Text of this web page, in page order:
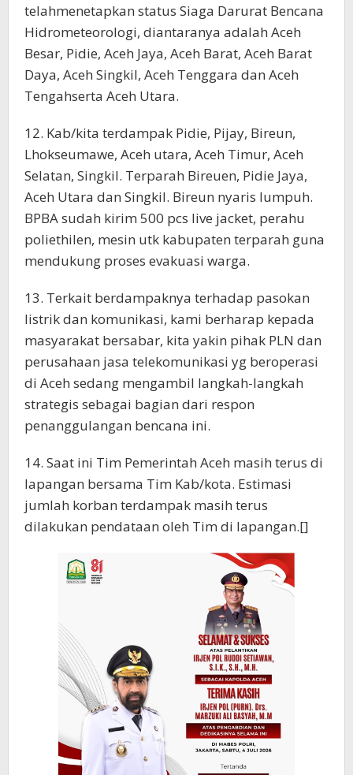
telahmenetapkan status Siaga Darurat Bencana
Hidrometeorologi, diantaranya adalah Aceh
Besar, Pidie, Aceh Jaya, Aceh Barat, Aceh Barat
Daya, Aceh Singkil, Aceh Tenggara dan Aceh
Tengahserta Aceh Utara.
12. Kab/kita terdampak Pidie, Pijay, Bireun,
Lhokseumawe, Aceh utara, Aceh Timur, Aceh
Selatan, Singkil. Terparah Bireuen, Pidie Jaya,
Aceh Utara dan Singkil. Bireun nyaris lumpuh.
BPBA sudah kirim 500 pcs live jacket, perahu
poliethilen, mesin utk kabupaten terparah guna
mendukung proses evakuasi warga.
13. Terkait berdampaknya terhadap pasokan
listrik dan komunikasi, kami berharap kepada
masyarakat bersabar, kita yakin pihak PLN dan
perusahaan jasa telekomunikasi yg beroperasi
di Aceh sedang mengambil langkah-langkah
strategis sebagai bagian dari respon
penanggulangan bencana ini.
14. Saat ini Tim Pemerintah Aceh masih terus di
lapangan bersama Tim Kab/kota. Estimasi
jumlah korban terdampak masih terus
dilakukan pendataan oleh Tim di lapangan.[]